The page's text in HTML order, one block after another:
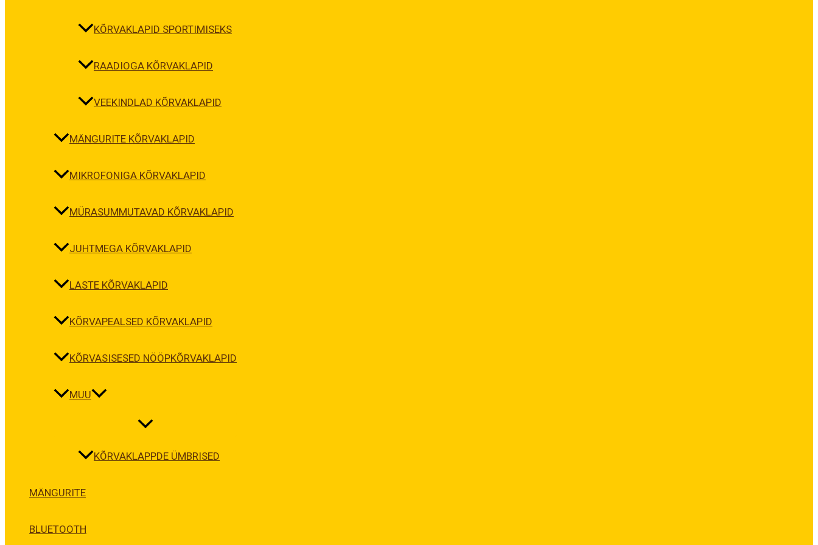
KÕRVAKLAPID SPORTIMISEKS
RAADIOGA KÕRVAKLAPID
VEEKINDLAD KÕRVAKLAPID
MÄNGURITE KÕRVAKLAPID
MIKROFONIGA KÕRVAKLAPID
MÜRASUMMUTAVAD KÕRVAKLAPID
JUHTMEGA KÕRVAKLAPID
LASTE KÕRVAKLAPID
KÕRVAPEALSED KÕRVAKLAPID
KÕRVASISESED NÖÖPKÕRVAKLAPID
MUU
KÕRVAKLAPPDE ÜMBRISED
MÄNGURITE
BLUETOOTH